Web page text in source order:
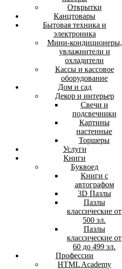
Открытки
Канцтовары
Бытовая техника и
электроника
Мини-кондиционеры,
увлажнители и
охладители
Кассы и кассовое
оборудование
Дом и сад
Декор и интерьер
Свечи и
подсвечники
Картины
настенные
Торшеры
Услуги
Книги
Буквоед
Книги с
автографом
3D Пазлы
Пазлы
классические от
500 эл.
Пазлы
классические от
60 до 499 эл.
Профессии
HTML Academy